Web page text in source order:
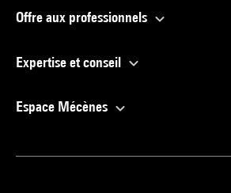
Offre aux professionnels
Expertise et conseil
Espace Mécènes